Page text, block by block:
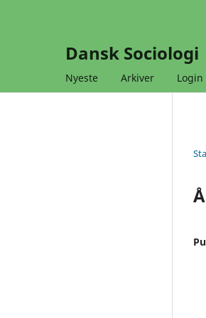
Dansk Sociologi
Nyeste Arkiver Login